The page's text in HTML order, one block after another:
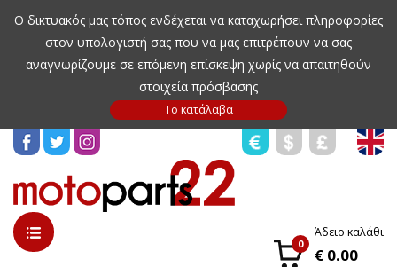
Ο δικτυακός μας τόπος ενδέχεται να καταχωρήσει πληροφορίες
στον υπολογιστή σας που να μας επιτρέπουν να σας
αναγνωρίζουμε σε επόμενη επίσκεψη χωρίς να απαιτηθούν
στοιχεία πρόσβασης
0
Άδειο καλάθι
€ 0.00